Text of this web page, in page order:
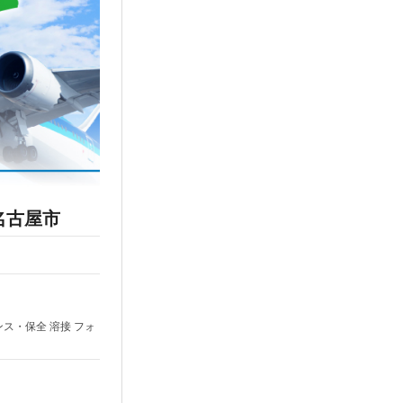
古屋市
・保全 溶接 フォ